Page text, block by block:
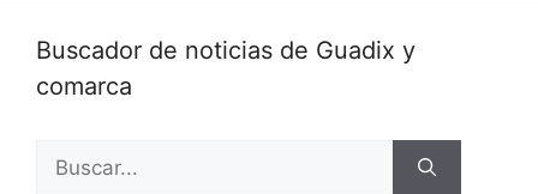
Buscador de noticias de Guadix y
comarca